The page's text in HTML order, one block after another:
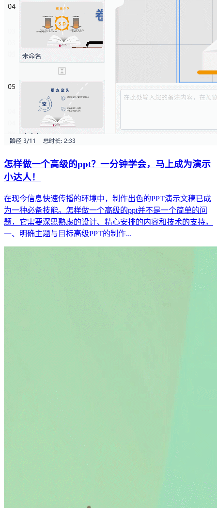
怎样做一个高级的ppt？一分钟学会，马上成为演示
小达人！
在现今信息快速传播的环境中，制作出色的PPT演示文稿已成
为一种必备技能。怎样做一个高级的ppt并不是一个简单的问
题，它需要深思熟虑的设计、精心安排的内容和技术的支持。
一、明确主题与目标高级PPT的制作...